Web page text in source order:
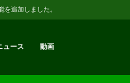
を追加しました。
ュース 動画